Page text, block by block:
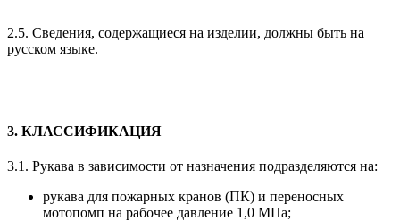
2.5. Сведения, содержащиеся на изделии, должны быть на
русском языке.
3. КЛАССИФИКАЦИЯ
3.1. Рукава в зависимости от назначения подразделяются на:
рукава для пожарных кранов (ПК) и переносных
мотопомп на рабочее давление 1,0 МПа;